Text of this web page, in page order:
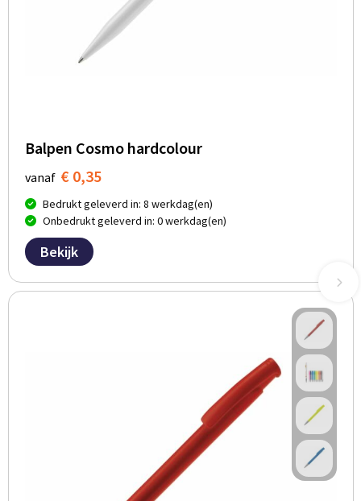
Balpen Cosmo hardcolour
vanaf € 0,35
Bedrukt geleverd in: 8 werkdag(en)
Onbedrukt geleverd in: 0 werkdag(en)
Bekijk